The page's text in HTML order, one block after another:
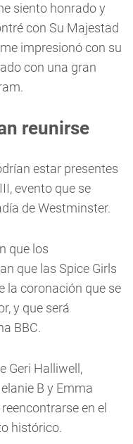
siento honrado y
con Su Majestad
impresionó con su
con una gran
reunirse
estar presentes
evento que se
de Westminster.
que los
que las Spice Girls
la coronación que se
y que será
BBC.
Geri Halliwell,
B y Emma
en el
histórico.